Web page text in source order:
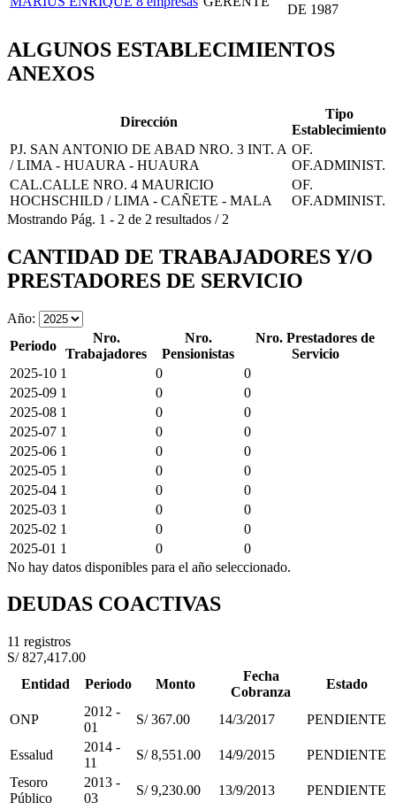
DE 1987
ALGUNOS ESTABLECIMIENTOS
ANEXOS
Dirección
Tipo
Establecimiento
PJ. SAN ANTONIO DE ABAD NRO. 3 INT. A
/ LIMA - HUAURA - HUAURA
OF.
OF.ADMINIST.
CAL.CALLE NRO. 4 MAURICIO
HOCHSCHILD / LIMA - CAÑETE - MALA
OF.
OF.ADMINIST.
Mostrando Pág. 1 - 2 de 2 resultados / 2
CANTIDAD DE TRABAJADORES Y/O
PRESTADORES DE SERVICIO
Año:
Periodo
Nro.
Trabajadores
Nro.
Pensionistas
Nro. Prestadores de
Servicio
2025-10 1 0
0
2025-09 1 0
0
2025-08 1 0
0
2025-07 1 0
0
2025-06 1 0
0
2025-05 1 0
0
2025-04 1 0
0
2025-03 1 0
0
2025-02 1 0
0
2025-01 1 0
0
No hay datos disponibles para el año seleccionado.
DEUDAS COACTIVAS
11 registros
S/ 827,417.00
Entidad
Periodo Monto
Fecha
Cobranza
Estado
ONP
2012 -
01
S/ 367.00 14/3/2017 PENDIENTE
Essalud
2014 -
11
S/ 8,551.00 14/9/2015
PENDIENTE
Tesoro
Público
2013 -
03
S/ 9,230.00 13/9/2013 PENDIENTE